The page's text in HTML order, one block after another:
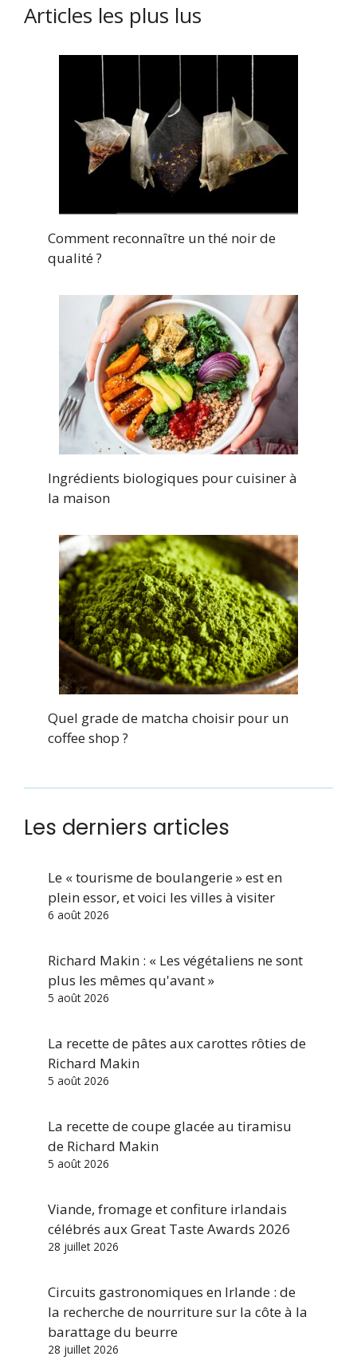
Articles les plus lus
Comment reconnaître un thé noir de
qualité ?
Ingrédients biologiques pour cuisiner à
la maison
Quel grade de matcha choisir pour un
coffee shop ?
Les derniers articles
Le « tourisme de boulangerie » est en
plein essor, et voici les villes à visiter
6 août 2026
Richard Makin : « Les végétaliens ne sont
plus les mêmes qu'avant »
5 août 2026
La recette de pâtes aux carottes rôties de
Richard Makin
5 août 2026
La recette de coupe glacée au tiramisu
de Richard Makin
5 août 2026
Viande, fromage et confiture irlandais
célébrés aux Great Taste Awards 2026
28 juillet 2026
Circuits gastronomiques en Irlande : de
la recherche de nourriture sur la côte à la
barattage du beurre
28 juillet 2026